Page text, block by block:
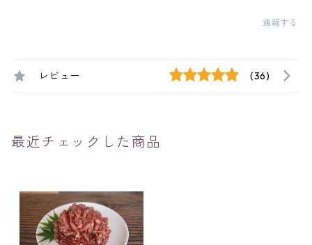
通報する
レビュー (36)
最近チェックした商品